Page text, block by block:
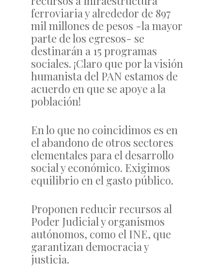
ferroviaria y alrededor de 897
mil millones de pesos -la mayor
parte de los egresos- se
destinarán a 15 programas
sociales. ¡Claro que por la visión
humanista del PAN estamos de
acuerdo en que se apoye a la
población!
En lo que no coincidimos es en
el abandono de otros sectores
elementales para el desarrollo
social y económico. Exigimos
equilibrio en el gasto público.
Proponen reducir recursos al
Poder Judicial y organismos
autónomos, como el INE, que
garantizan democracia y
justicia.